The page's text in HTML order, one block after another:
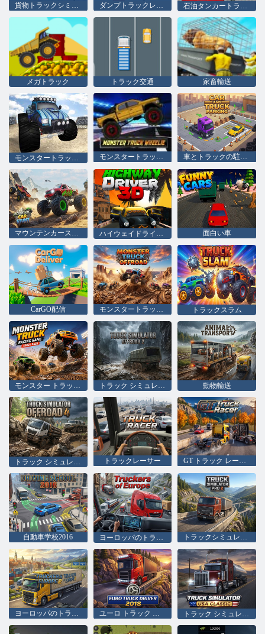
貨物トラックシミュレーター ダンプトラックレース 石油タンカートランスポータートラックシミュレーター
メガトラック トラック交通 家畜輸送
モンスタートラックウイリー 車とトラックの駐車場
マウンテンカースタント ハイウェイドライバー 3D 面白い車
CarGO配信 モンスタートラックオフロード トラックスラム
動物輸送
トラックレーサー GT トラック レーサー
自動車学校2016 ヨーロッパのトラック運転手 トラックシミュレータPRO2
トラック シミュレーター USA : クラシック